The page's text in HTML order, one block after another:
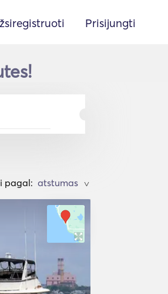
Prisijungti
pagal: >